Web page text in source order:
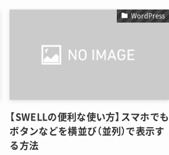
WordPress
【SWELLの便利な使い方】スマホでも
ボタンなどを横並び（並列）で表示す
る方法